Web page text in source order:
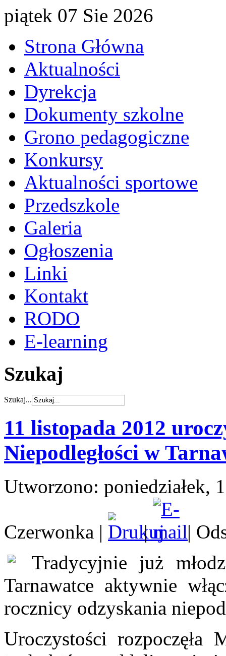
piątek 07 Sie 2026
Strona Główna
Aktualności
Dyrekcja
Dokumenty szkolne
Grono pedagogiczne
Konkursy
Aktualności sportowe
Przedszkole
Galeria
Ogłoszenia
Linki
Kontakt
RODO
E-learning
Szukaj
Szukaj...
11 listopada 2012
Niepodległości w
Utworzono: poniedziałek,
Czerwonka | |
|
Tradycyjnie już
Tarnawatce aktywnie
rocznicy odzyskania
Uroczystości